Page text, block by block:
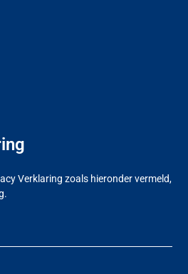
Verklaring zoals hieronder vermeld,